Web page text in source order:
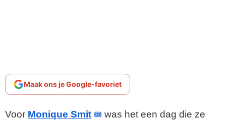
Maak ons je Google-favoriet
Voor Monique Smit
was het een dag die ze